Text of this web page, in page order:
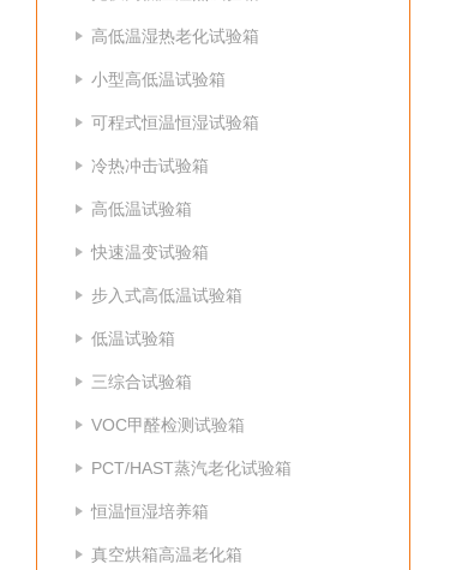
高低温湿热老化试验箱
小型高低温试验箱
可程式恒温恒湿试验箱
冷热冲击试验箱
高低温试验箱
快速温变试验箱
步入式高低温试验箱
低温试验箱
三综合试验箱
VOC甲醛检测试验箱
PCT/HAST蒸汽老化试验箱
恒温恒湿培养箱
真空烘箱高温老化箱